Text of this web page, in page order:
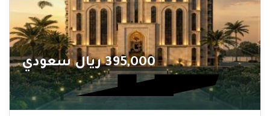
395,000 ريال سعودي